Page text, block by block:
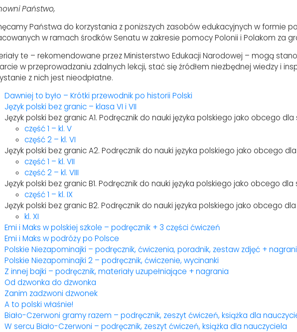
Państwo,
Państwa do korzystania z poniższych zasobów edukacyjnych w formie
w ramach środków Senatu w zakresie pomocy Polonii i Polakom za
te – rekomendowane przez Ministerstwo Edukacji Narodowej – mogą
w przeprowadzaniu zdalnych lekcji, stać się źródłem niezbędnej wiedzy i
z nich jest nieodpłatne.
Dawniej to było – Krótki przewodnik po historii Polski
Język polski bez granic – klasa VI i VII
Język polski bez granic A1. Podręcznik do nauki języka polskiego jako obcego dla
część 1 – kl. V
część 2 – kl. VI
Język polski bez granic A2. Podręcznik do nauki języka polskiego jako obcego dla
część 1 – kl. VII
część 2 – kl. VIII
Język polski bez granic B1. Podręcznik do nauki języka polskiego jako obcego dla
część 1 – kl. IX
Język polski bez granic B2. Podręcznik do nauki języka polskiego jako obcego dla
kl. XI
Emi i Maks w polskiej szkole – podręcznik + 3 części ćwiczeń
Emi i Maks w podróży po Polsce
Polskie Niezapominajki – podręcznik, ćwiczenia, poradnik, zestaw zdjęć +
Polskie Niezapominajki 2 – podręcznik, ćwiczenie, wycinanki
Z innej bajki – podręcznik, materiały uzupełniające + nagrania
Od dzwonka do dzwonka
Zanim zadzwoni dzwonek
A to polski właśnie!
Biało-Czerwoni gramy razem – podręcznik, zeszyt ćwiczeń, książka dla
W sercu Biało-Czerwoni – podręcznik, zeszyt ćwiczeń, książka dla nauczyciela